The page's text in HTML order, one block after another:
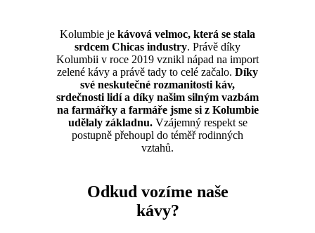
Kolumbie je kávová velmoc, která se stala
srdcem Chicas industry. Právě díky
Kolumbii v roce 2019 vznikl nápad na import
zelené kávy a právě tady to celé začalo. Díky
své neskutečné rozmanitosti káv,
srdečnosti lidí a díky našim silným vazbám
na farmářky a farmáře jsme si z Kolumbie
udělaly základnu.Vzájemný respekt se
postupně přehoupl do téměř rodinných
vztahů.
Odkud vozíme naše
kávy?